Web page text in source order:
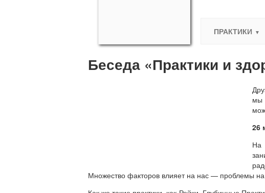
ПРАКТИКИ
Беседа «Практики и
мы
26
На
Множество факторов влияет на нас — проблемы